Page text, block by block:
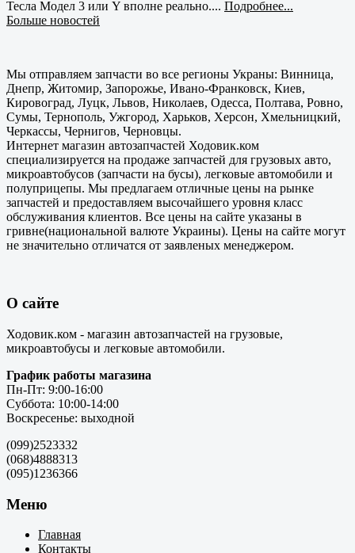
Тесла Модел 3 или Y вполне реально.... Подробнее...
Больше новостей
Мы отправляем запчасти во все регионы Украны: Винница,
Днепр, Житомир, Запорожье, Ивано-Франковск, Киев,
Кировоград, Луцк, Львов, Николаев, Одесса, Полтава, Ровно,
Сумы, Тернополь, Ужгород, Харьков, Херсон, Хмельницкий,
Черкассы, Чернигов, Черновцы.
Интернет магазин автозапчастей Ходовик.ком
специализируется на продаже запчастей для грузовых авто,
микроавтобусов (запчасти на бусы), легковые автомобили и
полуприцепы. Мы предлагаем отличные цены на рынке
запчастей и предоставляем высочайшего уровня класс
обслуживания клиентов. Все цены на сайте указаны в
гривне(национальной валюте Украины). Цены на сайте могут
не значительно отличатся от заявленых менеджером.
О сайте
Ходовик.ком - магазин автозапчастей на грузовые,
микроавтобусы и легковые автомобили.
График работы магазина
Пн-Пт: 9:00-16:00
Суббота: 10:00-14:00
Воскресенье: выходной
(099)2523332
(068)4888313
(095)1236366
Меню
Главная
Контакты